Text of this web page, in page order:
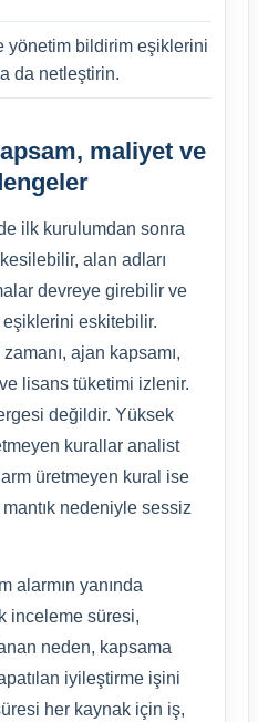
yönetim bildirim eşiklerini
da netleştirin.
maliyet ve
ilk kurulumdan sonra
alan adları
devreye girebilir ve
eşiklerini eskitebilir.
ajan kapsamı,
lisans tüketimi izlenir.
değildir. Yüksek
kurallar analist
üretmeyen kural ise
nedeniyle sessiz
alarmın yanında
inceleme süresi,
neden, kapsama
iyileştirme işini
her kaynak için iş,